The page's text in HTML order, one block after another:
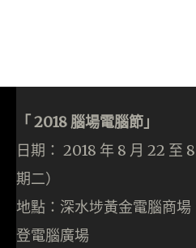
「 2018 腦場電腦節」
日期： 2018 年 8 月 22 至
期二）
地點：深水埗黃金電腦商
登電腦廣場